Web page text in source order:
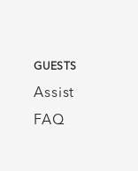
GUESTS
Assist
FAQ